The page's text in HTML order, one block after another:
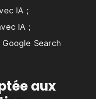
IA ;
IA ;
Search
aux